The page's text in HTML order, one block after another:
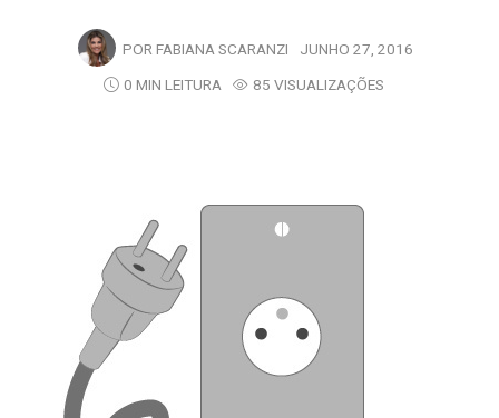
POR FABIANA SCARANZI JUNHO 27, 2016
0 MIN LEITURA
85 VISUALIZAÇÕES